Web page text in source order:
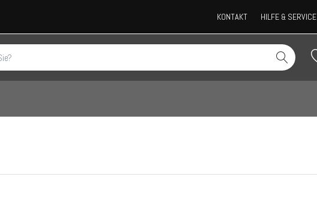
KONTAKT HILFE & SERVICE